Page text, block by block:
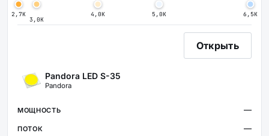
2,7К
3,0К
4,0К 5,0К 6,5К
Открыть
Pandora LED S-35
Pandora
—
—